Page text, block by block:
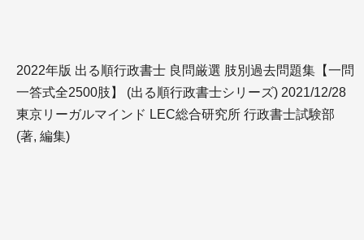
2022年版 出る順行政書士 良問厳選 肢別過去問題集【一問
一答式全2500肢】 (出る順行政書士シリーズ) 2021/12/28
東京リーガルマインド LEC総合研究所 行政書士試験部
(著, 編集)